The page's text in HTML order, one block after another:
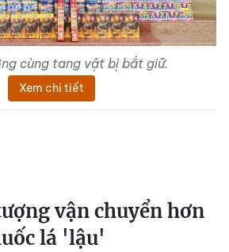
cùng tang vật bị bắt giữ.
Xem chi tiết
vận chuyển hơn
lá 'lậu'